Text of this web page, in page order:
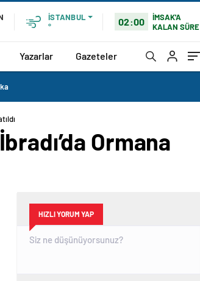
İSTANBUL
°
02:00
İMSAK'A
KALAN SÜRE
Yazarlar Gazeteler
Ormana
HIZLI YORUM YAP